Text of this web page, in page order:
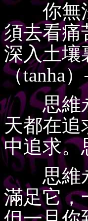
你無法
須去看痛
深入土壤
（tanha
思維永
天都在追
中追求
思維永
滿足它，